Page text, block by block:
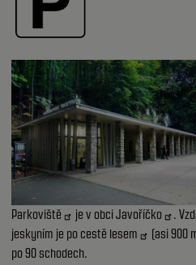
Parkoviště je v obciJavoříčko .
jeskyním je po cestě lesem
(asi 900
po 90 schodech.